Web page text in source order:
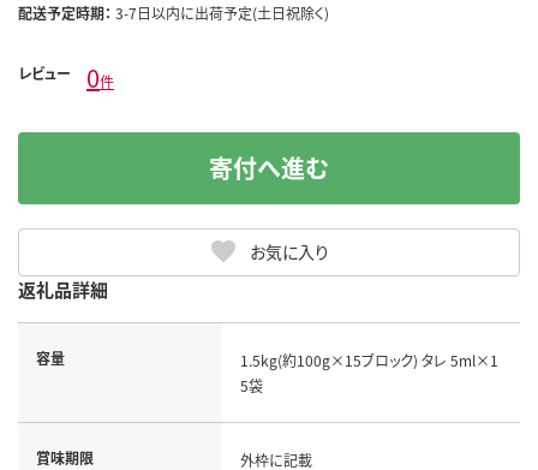
配送予定時期： 3-7日以内に出荷予定(土日祝除く)
レビュー 0件
お気に入り
寄付へ進む
返礼品詳細
容量
1.5kg(約100g×15ブロック) タレ 5ml×1
5袋
賞味期限
外枠に記載